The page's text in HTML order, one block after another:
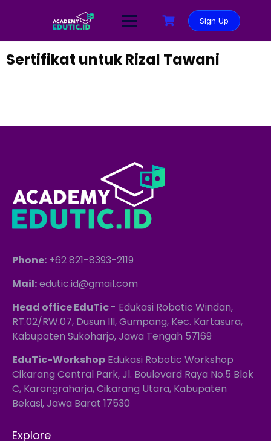
Sign Up
Sertifikat untuk Rizal Tawani
Phone: +62 821-8393-2119
Mail:edutic.id@gmail.com
Head office EduTic- Edukasi Robotic Windan,
RT.02/RW.07, Dusun III, Gumpang, Kec. Kartasura,
Kabupaten Sukoharjo, Jawa Tengah 57169
EduTic-Workshop Edukasi Robotic Workshop
Cikarang Central Park, Jl. Boulevard Raya No.5 Blok
C, Karangraharja, Cikarang Utara, Kabupaten
Bekasi, Jawa Barat 17530
Explore